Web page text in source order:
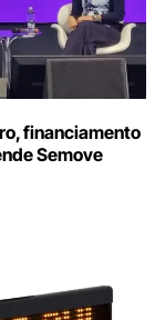
financiamento
Semove